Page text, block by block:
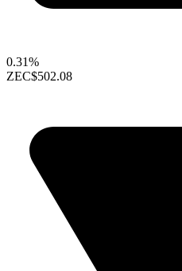
0.31%
ZEC$502.08